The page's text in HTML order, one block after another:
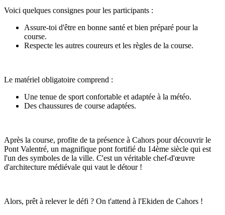
Voici quelques consignes pour les participants :
Assure-toi d'être en bonne santé et bien préparé pour la
course.
Respecte les autres coureurs et les règles de la course.
Le matériel obligatoire comprend :
Une tenue de sport confortable et adaptée à la météo.
Des chaussures de course adaptées.
Après la course, profite de ta présence à Cahors pour découvrir le
Pont Valentré, un magnifique pont fortifié du 14ème siècle qui est
l'un des symboles de la ville. C'est un véritable chef-d'œuvre
d'architecture médiévale qui vaut le détour !
Alors, prêt à relever le défi ? On t'attend à l'Ekiden de Cahors !